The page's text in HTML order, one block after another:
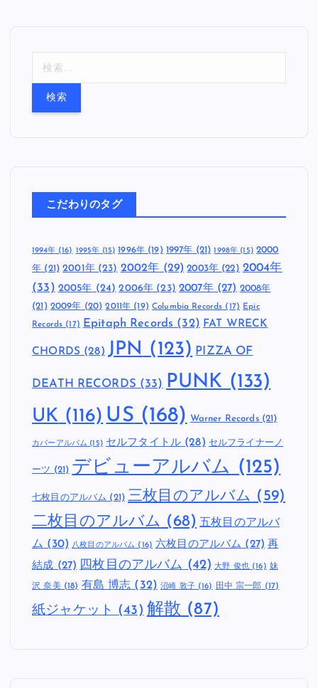
こだわりのタグ
1994年(16) 1995年 (15) 1996年(19) 1997年 (21) 1998年 (15) 2000
年 (21) 2001年(23) 2002年 (29) 2003年 (22) 2004年
(33) 2005年 (24) 2006年 (23) 2007年(27) 2008年
(21) 2009年 (20) 2011年 (19) Columbia Records (17) Epic
Records (17) Epitaph Records (32) FAT WRECK
CHORDS (28) JPN (123) PIZZA OF
DEATH RECORDS (33) PUNK (133)
UK (116) US (168) Warner Records(21)
カバーアルバム (15) セルフタイトル(28) セルフライナーノ
ーツ (21) デビューアルバム (125)
七枚目のアルバム (21) 三枚目のアルバム (59)
二枚目のアルバム (68) 五枚目のアルバ
ム (30) 八枚目のアルバム (16) 六枚目のアルバム (27) 再
結成 (27) 四枚目のアルバム (42) 大野 俊也(16) 妹
沢 奈美(18) 有島 博志 (32) 沼崎 敦子(16) 田中 宗一郎 (17)
紙ジャケット (43) 解散 (87)